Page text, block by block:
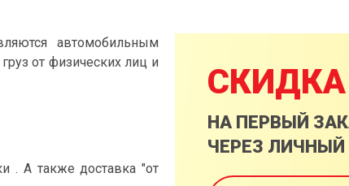
автомобильным
от физических лиц и
. А также доставка "от
СКИДКА
НА ПЕРВЫЙ
ЧЕРЕЗ ЛИЧНЫЙ